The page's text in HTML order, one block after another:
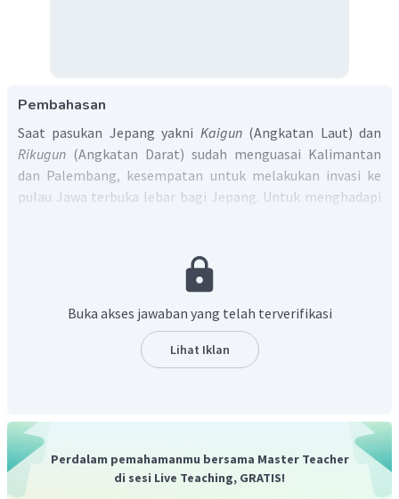
Pembahasan
Saat pasukan Jepang yakni Kaigun(Angkatan Laut) dan
Rikugun (Angkatan Darat) sudah menguasai Kalimantan
dan Palembang, kesempatan untuk melakukan invasi ke
pulau Jawa terbuka lebar bagi Jepang. Untuk menghadapi
Dutch-Australian Command. ABDACOM dibentuk dari
pasukan gabungan yang berasal dari Inggris, Australia,
di wilayah Lembang dengan Archibald Percival Wavell
Berdasarkan penjelasan tersebut, jawaban yang tepat
Buka akses jawaban yang telah terverifikasi
Lihat Iklan
Perdalam pemahamanmu bersama Master Teacher
di sesi Live Teaching, GRATIS!